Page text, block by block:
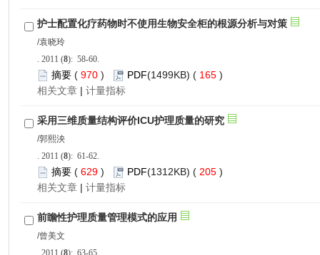
): 58-60.
970 ) 165 )
|
): 61-62.
629 ) 205 )
|
): 63-65.